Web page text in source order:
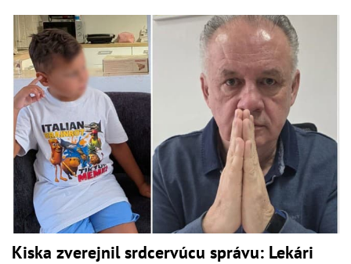
Kiska zverejnil srdcervúcu správu: Lekári